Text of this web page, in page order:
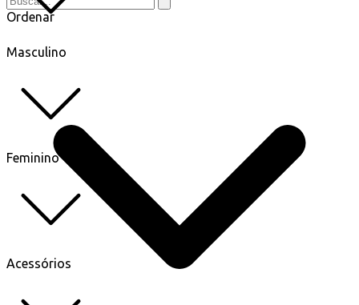
Masculino
Feminino
Acessórios
Ordenar